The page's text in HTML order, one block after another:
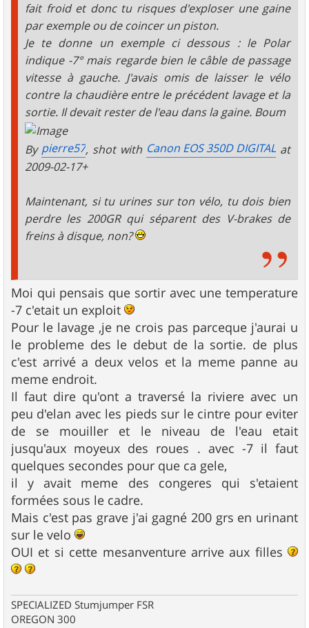
fait froid et donc tu risques d'exploser une gaine
par exemple ou de coincer un piston.
Je te donne un exemple ci dessous : le Polar
indique -7° mais regarde bien le câble de passage
vitesse à gauche. J'avais omis de laisser le vélo
contre la chaudière entre le précédent lavage et la
sortie. Il devait rester de l'eau dans la gaine. Boum
By pierre57, shot with Canon EOS 350D DIGITAL at
2009-02-17+
Maintenant, si tu urines sur ton vélo, tu dois bien
perdre les 200GR qui séparent des V-brakes de
freins à disque, non?
Moi qui pensais que sortir avec une temperature
-7 c'etait un exploit
Pour le lavage ,je ne crois pas parceque j'aurai u
le probleme des le debut de la sortie. de plus
c'est arrivé a deux velos et la meme panne au
meme endroit.
Il faut dire qu'ont a traversé la riviere avec un
peu d'elan avec les pieds sur le cintre pour eviter
de se mouiller et le niveau de l'eau etait
jusqu'aux moyeux des roues . avec -7 il faut
quelques secondes pour que ca gele,
il y avait meme des congeres qui s'etaient
formées sous le cadre.
Mais c'est pas grave j'ai gagné 200 grs en urinant
sur le velo
OUI et si cette mesanventure arrive aux filles
SPECIALIZED Stumjumper FSR
OREGON 300